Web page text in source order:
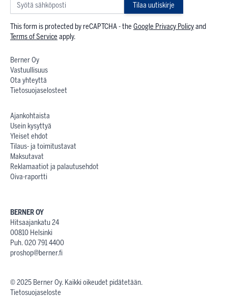
Tilaa uutiskirje
This form is protected by reCAPTCHA - the Google Privacy Policyand
Terms of Service apply.
Berner Oy
Vastuullisuus
Ota yhteyttä
Tietosuojaselosteet
Ajankohtaista
Usein kysyttyä
Yleiset ehdot
Tilaus- ja toimitustavat
Maksutavat
Reklamaatiot ja palautusehdot
Oiva-raportti
BERNER OY
Hitsaajankatu 24
00810 Helsinki
Puh. 020 791 4400
proshop@berner.fi
© 2025 Berner Oy. Kaikki oikeudet pidätetään.
Tietosuojaseloste